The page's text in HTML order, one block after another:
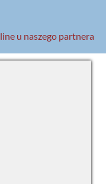
u naszego partnera